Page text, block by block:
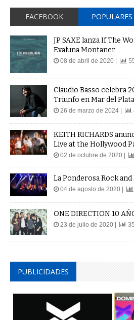
FACEBOOK POPULARES
JP SAXE lanza If The
Evaluna Montaner
08 de abril de 2020 |
Claudio Basso celebra
Triunfo en Mar del Plata
26 de marzo de 2024 |
KEITH RICHARDS
Live at the Hollywood
02 de octubre de 2020 |
La Ponderosa Rock and
04 de agosto de 2020 |
ONE DIRECTION 10
23 de julio de 2020 |
PUBLICIDADES